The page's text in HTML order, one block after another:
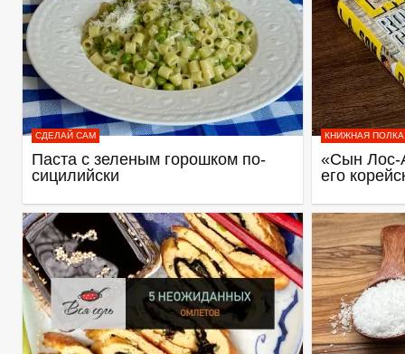
СДЕЛАЙ САМ
Паста с зеленым горошком по-
сицилийски
КНИЖНАЯ ПОЛКА
«Сын Лос-
его